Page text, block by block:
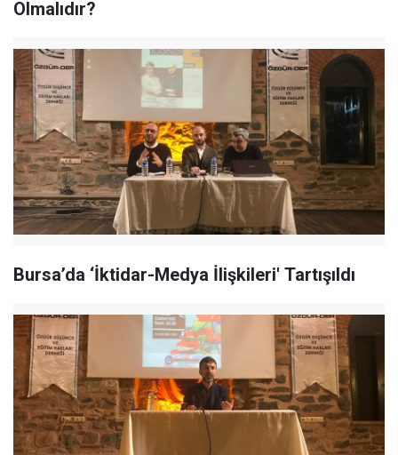
Olmalıdır?
Bursa’da ‘İktidar-Medya İlişkileri' Tartışıldı